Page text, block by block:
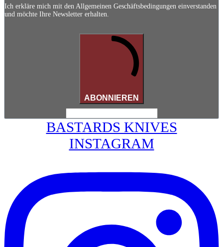
Ich erkläre mich mit den Allgemeinen Geschäftsbedingungen einverstanden
und möchte Ihre Newsletter erhalten.
ABONNIEREN
BASTARDS KNIVES
INSTAGRAM